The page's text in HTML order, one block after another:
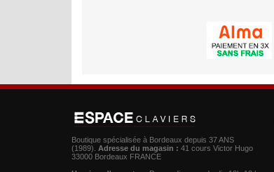
Boutique spécialisée à Bordeaux depuis 37 ANS
(1989). Adresse du magasin : 41 cours Victor Hugo
33000 Bordeaux FRANCE